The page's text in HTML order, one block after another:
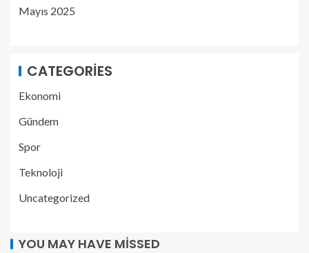
Mayıs 2025
CATEGORIES
Ekonomi
Gündem
Spor
Teknoloji
Uncategorized
YOU MAY HAVE MISSED